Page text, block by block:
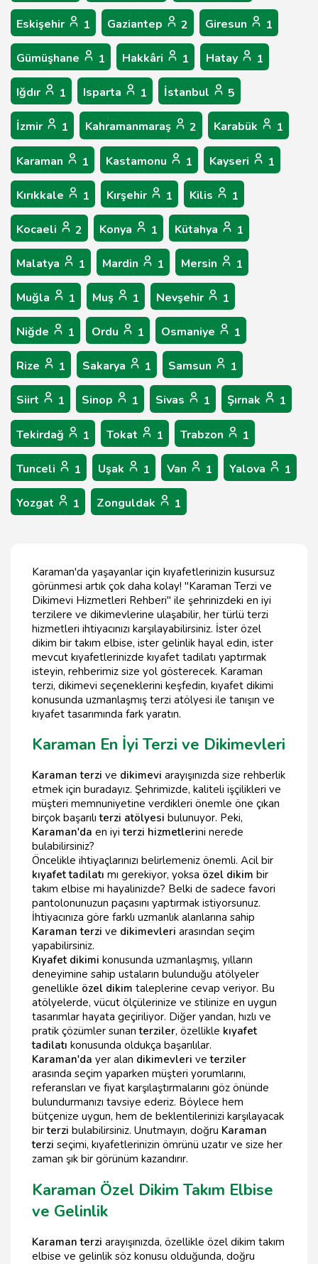
Eskişehir 1 Gaziantep 2 Giresun 1
Gümüşhane 1 Hakkâri 1 Hatay 1
Iğdır 1 Isparta 1 İstanbul 5
İzmir 1 Kahramanmaraş 2 Karabük 1
Karaman 1 Kastamonu 1 Kayseri 1
Kırıkkale 1 Kırşehir 1 Kilis 1
Kocaeli 2 Konya 1 Kütahya 1
Malatya 1 Mardin 1 Mersin 1
Muğla 1 Muş 1 Nevşehir 1
Niğde 1 Ordu 1 Osmaniye 1
Rize 1 Sakarya 1 Samsun 1
Siirt 1 Sinop 1 Sivas 1 Şırnak 1
Tekirdağ 1 Tokat 1 Trabzon 1
Tunceli 1 Uşak 1 Van 1 Yalova 1
Yozgat 1 Zonguldak 1
Karaman'da yaşayanlar için kıyafetlerinizin kusursuz
görünmesi artık çok daha kolay! "Karaman Terzi ve
Dikimevi Hizmetleri Rehberi" ile şehrinizdeki en iyi
terzilere ve dikimevlerine ulaşabilir, her türlü terzi
hizmetleri ihtiyacınızı karşılayabilirsiniz. İster özel
dikim bir takım elbise, ister gelinlik hayal edin, ister
mevcut kıyafetlerinizde kıyafet tadilatı yaptırmak
isteyin, rehberimiz size yol gösterecek. Karaman
terzi, dikimevi seçeneklerini keşfedin, kıyafet dikimi
konusunda uzmanlaşmış terzi atölyesi ile tanışın ve
kıyafet tasarımında fark yaratın.
Karaman En İyi Terzi ve Dikimevleri
Karaman terzi ve dikimevi arayışınızda size rehberlik
etmek için buradayız. Şehrimizde, kaliteli işçilikleri ve
müşteri memnuniyetine verdikleri önemle öne çıkan
birçok başarılıterzi atölyesi bulunuyor. Peki,
Karaman'da en iyiterzi hizmetlerini nerede
bulabilirsiniz?
Öncelikle ihtiyaçlarınızı belirlemeniz önemli. Acil bir
kıyafet tadilatı mı gerekiyor, yoksa özel dikim bir
takım elbise mi hayalinizde? Belki de sadece favori
pantolonunuzun paçasını yaptırmak istiyorsunuz.
İhtiyacınıza göre farklı uzmanlık alanlarına sahip
Karaman terzi ve dikimevleri arasından seçim
yapabilirsiniz.
Kıyafet dikimi konusunda uzmanlaşmış, yılların
deneyimine sahip ustaların bulunduğu atölyeler
genellikle özel dikim taleplerine cevap veriyor. Bu
atölyelerde, vücut ölçülerinize ve stilinize en uygun
tasarımlar hayata geçiriliyor. Diğer yandan, hızlı ve
pratik çözümler sunanterziler, özellikle kıyafet
tadilatı konusunda oldukça başarılılar.
Karaman'da yer alan dikimevleri veterziler
arasında seçim yaparken müşteri yorumlarını,
referansları ve fiyat karşılaştırmalarını göz önünde
bulundurmanızı tavsiye ederiz. Böylece hem
bütçenize uygun, hem de beklentilerinizi karşılayacak
birterzi bulabilirsiniz. Unutmayın, doğru Karaman
terzi seçimi, kıyafetlerinizin ömrünü uzatır ve size her
zaman şık bir görünüm kazandırır.
Karaman Özel Dikim Takım Elbise
ve Gelinlik
Karaman terzi arayışınızda, özellikle özel dikim takım
elbise ve gelinlik söz konusu olduğunda, doğru